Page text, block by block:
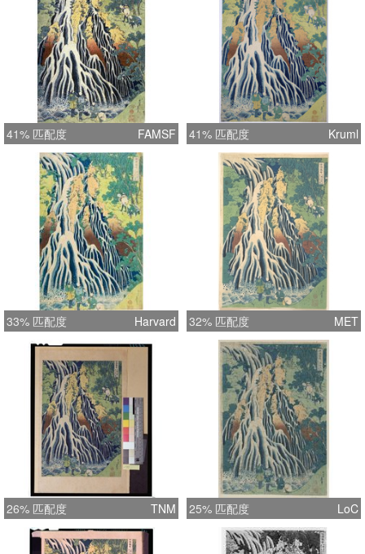
41% 匹配度 FAMSF 41% 匹配度 Kruml
33% 匹配度 Harvard 32% 匹配度 MET
26% 匹配度 TNM 25% 匹配度 LoC